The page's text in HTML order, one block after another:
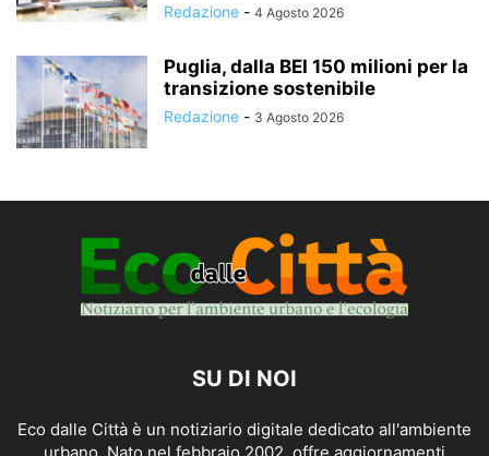
Redazione - 4 Agosto 2026
Puglia, dalla BEI 150 milioni per la
transizione sostenibile
Redazione - 3 Agosto 2026
SU DI NOI
Eco dalle Città è un notiziario digitale dedicato all'ambiente
urbano. Nato nel febbraio 2002, offre aggiornamenti